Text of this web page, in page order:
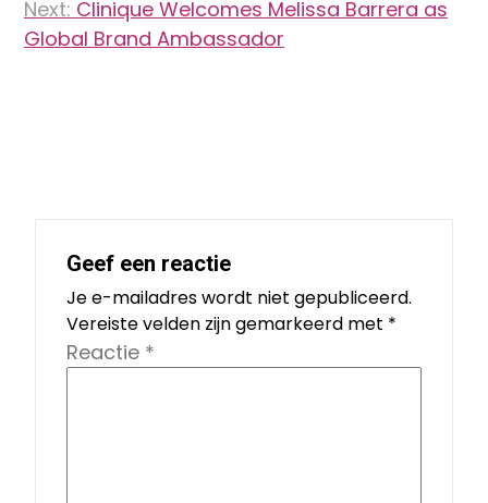
Next: Clinique Welcomes Melissa Barrera as
Global Brand Ambassador
Geef een reactie
Je e-mailadres wordt niet gepubliceerd.
Vereiste velden zijn gemarkeerd met *
Reactie *